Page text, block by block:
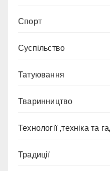
Спорт
Суспільство
Татуювання
Тваринництво
Технології ,техніка та
Традиції